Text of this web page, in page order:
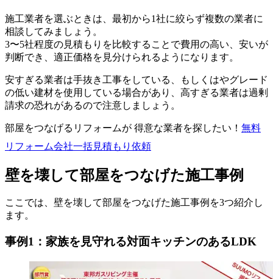
施工業者を選ぶときは、最初から1社に絞らず複数の業者に
相談してみましょう。
3〜5社程度の見積もりを比較することで費用の高い、安いが
判断でき、適正価格を見分けられるようになります。
安すぎる業者は手抜き工事をしている、もしくはやグレード
の低い建材を使用している場合があり、高すぎる業者は過剰
請求の恐れがあるので注意しましょう。
部屋をつなげるリフォームが 得意な業者を探したい！ 無料
リフォーム会社一括見積もり依頼
壁を壊して部屋をつなげた施工事例
ここでは、壁を壊して部屋をつなげた施工事例を3つ紹介し
ます。
事例1：家族を見守れる対面キッチンのあるLDK